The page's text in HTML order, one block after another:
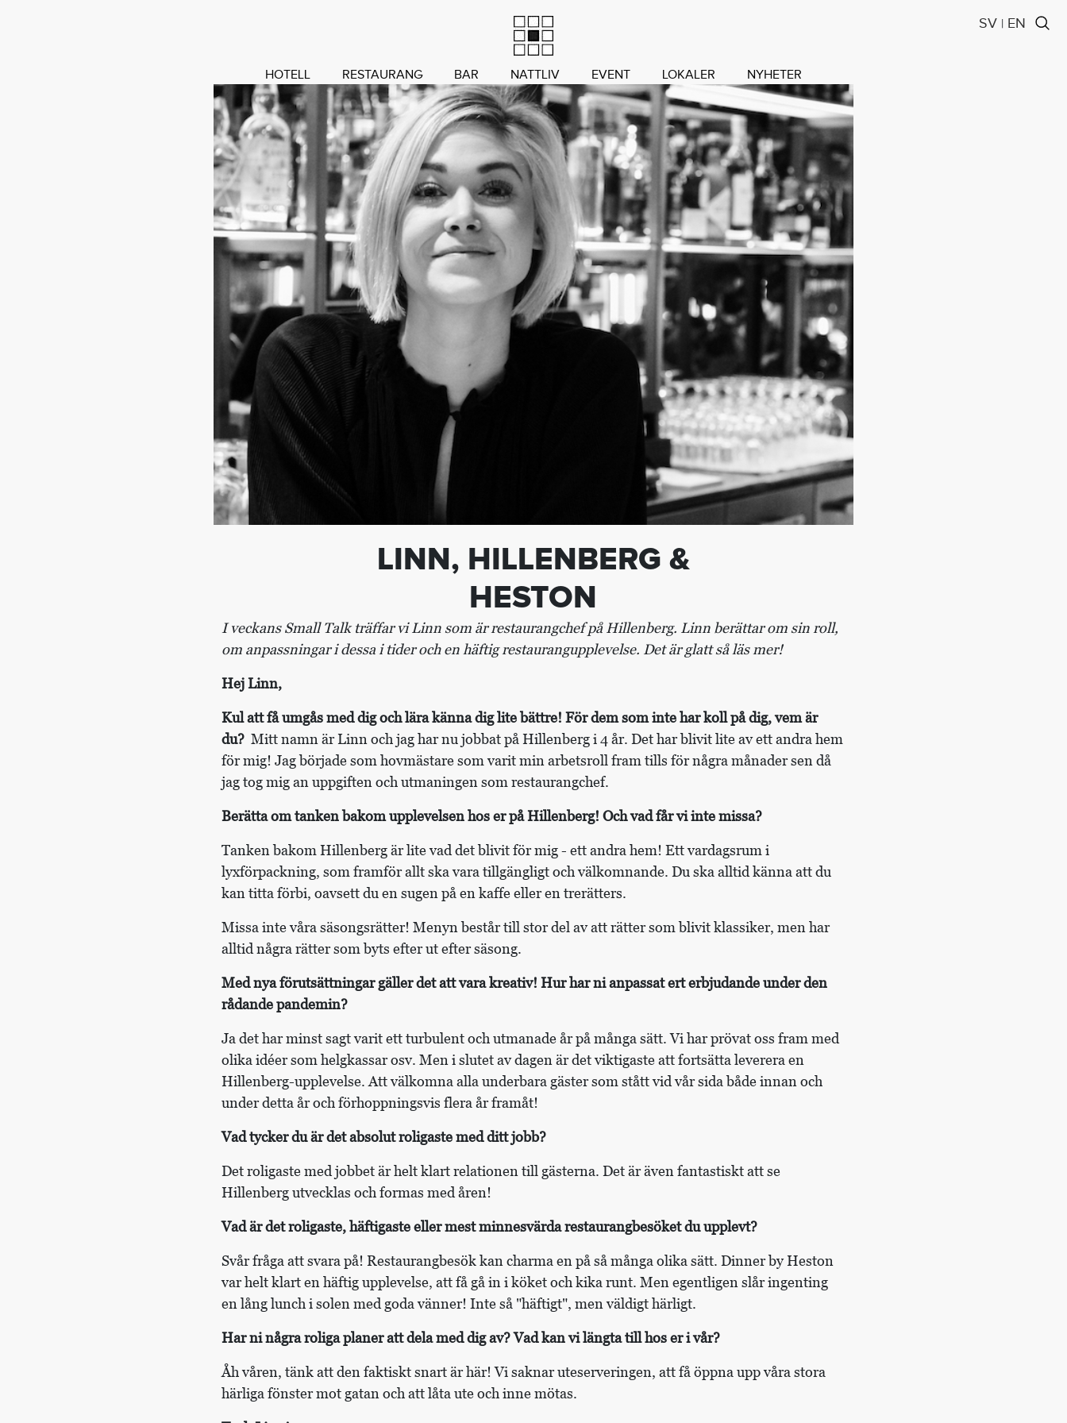
SV | EN
HOTELL RESTAURANG BAR NATTLIV EVENT LOKALER NYHETER
LINN, HILLENBERG &
HESTON
I veckans Small Talk träffar vi Linn som är restaurangchef på Hillenberg. Linn berättar om sin roll,
om anpassningar i dessa i tider och en häftig restaurangupplevelse. Det är glatt så läs mer!
Hej Linn,
Kul att få umgås med dig och lära känna dig lite bättre! För dem som inte har koll på dig, vem är
du? Mitt namn är Linn och jag har nu jobbat på Hillenberg i 4 år. Det har blivit lite av ett andra hem
för mig! Jag började som hovmästare som varit min arbetsroll fram tills för några månader sen då
jag tog mig an uppgiften och utmaningen som restaurangchef.
Berätta om tanken bakom upplevelsen hos er på Hillenberg! Och vad får vi inte missa?
Tanken bakom Hillenberg är lite vad det blivit för mig - ett andra hem! Ett vardagsrum i
lyxförpackning, som framför allt ska vara tillgängligt och välkomnande. Du ska alltid känna att du
kan titta förbi, oavsett du en sugen på en kaffe eller en trerätters.
Missa inte våra säsongsrätter! Menyn består till stor del av att rätter som blivit klassiker, men har
alltid några rätter som byts efter ut efter säsong.
Med nya förutsättningar gäller det att vara kreativ! Hur har ni anpassat ert erbjudande under den
rådande pandemin?
Ja det har minst sagt varit ett turbulent och utmanade år på många sätt. Vi har prövat oss fram med
olika idéer som helgkassar osv. Men i slutet av dagen är det viktigaste att fortsätta leverera en
Hillenberg-upplevelse. Att välkomna alla underbara gäster som stått vid vår sida både innan och
under detta år och förhoppningsvis flera år framåt!
Vad tycker du är det absolut roligaste med ditt jobb?
Det roligaste med jobbet är helt klart relationen till gästerna. Det är även fantastiskt att se
Hillenberg utvecklas och formas med åren!
Vad är det roligaste, häftigaste eller mest minnesvärda restaurangbesöket du upplevt?
Svår fråga att svara på! Restaurangbesök kan charma en på så många olika sätt. Dinner by Heston
var helt klart en häftig upplevelse, att få gå in i köket och kika runt. Men egentligen slår ingenting
en lång lunch i solen med goda vänner! Inte så "häftigt", men väldigt härligt.
Har ni några roliga planer att dela med dig av? Vad kan vi längta till hos er i vår?
Åh våren, tänk att den faktiskt snart är här! Vi saknar uteserveringen, att få öppna upp våra stora
härliga fönster mot gatan och att låta ute och inne mötas.